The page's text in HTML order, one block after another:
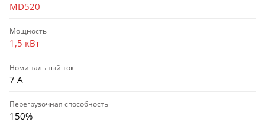
MD520
Мощность
1,5 кВт
Номинальный ток
7 А
Перегрузочная способность
150%